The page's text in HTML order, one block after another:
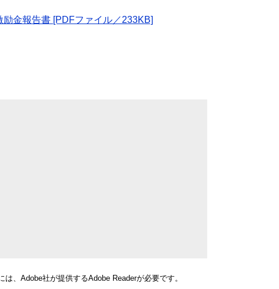
励金報告書 [PDFファイル／233KB]
、Adobe社が提供するAdobe Readerが必要です。